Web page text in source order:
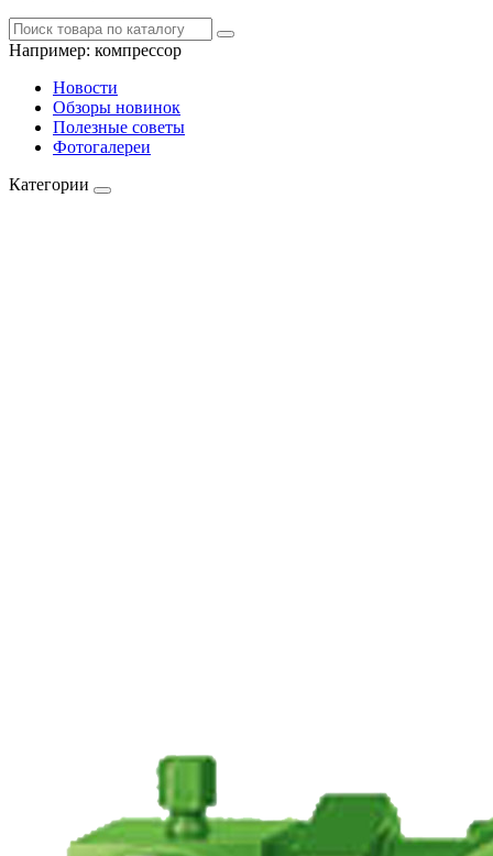
Например: компрессор
Новости
Обзоры новинок
Полезные советы
Фотогалереи
Категории